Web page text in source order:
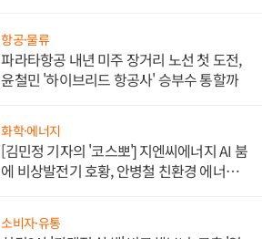
항공·물류
파라타항공 내년 미주 장거리 노선 첫 도전,
윤철민 '하이브리드 항공사' 승부수 통할까
화학·에너지
[김민정 기자의 '코스뽀'] 지엔씨에너지 AI 붐
에 비상발전기 호황, 안병철 친환경 에너지
소비자·유통